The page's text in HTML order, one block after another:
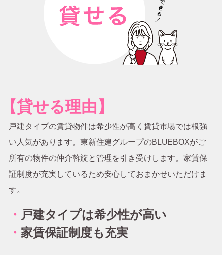
【貸せる理由】
戸建タイプの賃貸物件は希少性が高く賃貸市場では根強
い人気があります。東新住建グループのBLUEBOXがご
所有の物件の仲介斡旋と管理を引き受けします。家賃保
証制度が充実しているため安心しておまかせいただけま
す。
・ 戸建タイプは希少性が高い
・ 家賃保証制度も充実